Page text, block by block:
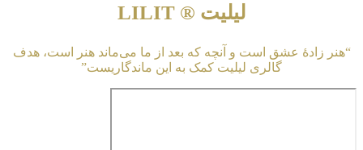
لیلیت ® LILIT
“هنر زادهٔ عشق است و آنچه که بعد از ما می‌ماند هنر است، هدف
گالری لیلیت کمک به این ماندگاریست”